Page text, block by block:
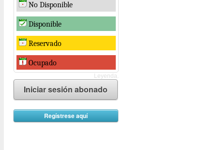
No Disponible
Disponible
Reservado
Ocupado
Leyenda.
Iniciar sesión abonado
Regístrese aquí